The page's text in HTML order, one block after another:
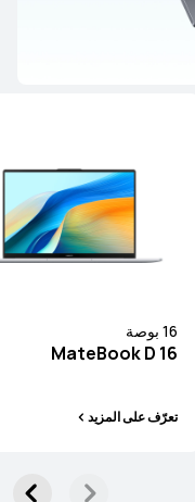
16 بوصة
MateBook D 16
تعرّف على المزيد